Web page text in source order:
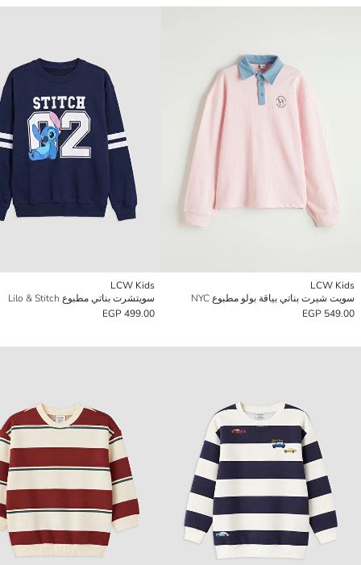
LCW Kids
سويت شيرت بناتي بياقة بولو مطبوع NYC
549.00 EGP
LCW Kids
سويتشرت بناتي مطبوع Lilo & Stitch
499.00 EGP